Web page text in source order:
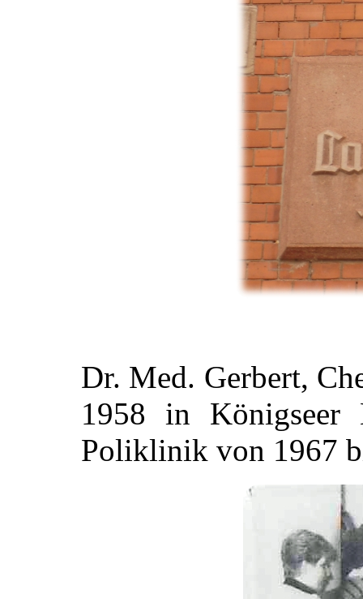
Dr. Med. Gerbert,
1958 in Königseer
Poliklinik von 1967